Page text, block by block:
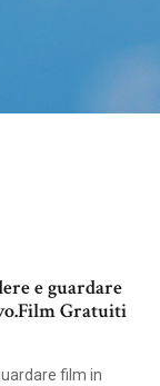
e guardare
Gratuiti
film in